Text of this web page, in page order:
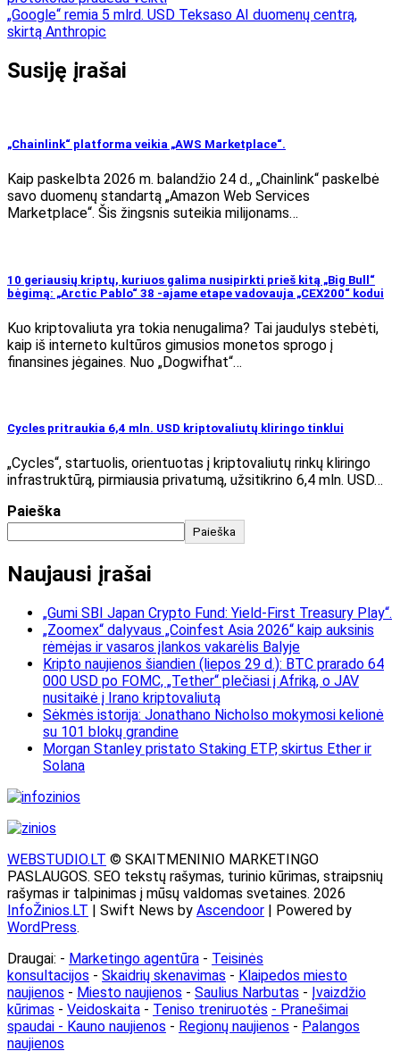
„Google“ remia 5 mlrd. USD Teksaso AI duomenų centrą,
skirtą Anthropic
Susiję įrašai
„Chainlink“ platforma veikia „AWS Marketplace“.
Kaip paskelbta 2026 m. balandžio 24 d., „Chainlink“ paskelbė
savo duomenų standartą „Amazon Web Services
Marketplace“. Šis žingsnis suteikia milijonams…
10 geriausių kriptų, kuriuos galima nusipirkti prieš kitą „Big Bull“
bėgimą: „Arctic Pablo“ 38 -ajame etape vadovauja „CEX200“ kodui
Kuo kriptovaliuta yra tokia nenugalima? Tai jaudulys stebėti,
kaip iš interneto kultūros gimusios monetos sprogo į
finansines jėgaines. Nuo „Dogwifhat“…
Cycles pritraukia 6,4 mln. USD kriptovaliutų kliringo tinklui
„Cycles“, startuolis, orientuotas į kriptovaliutų rinkų kliringo
infrastruktūrą, pirmiausia privatumą, užsitikrino 6,4 mln. USD…
Paieška
Paieška
Naujausi įrašai
„Gumi SBI Japan Crypto Fund: Yield-First Treasury Play“.
„Zoomex“ dalyvaus „Coinfest Asia 2026“ kaip auksinis
rėmėjas ir vasaros įlankos vakarėlis Balyje
Kripto naujienos šiandien (liepos 29 d.): BTC prarado 64
000 USD po FOMC, „Tether“ plečiasi į Afriką, o JAV
nusitaikė į Irano kriptovaliutą
Sėkmės istorija: Jonathano Nicholso mokymosi kelionė
su 101 blokų grandine
Morgan Stanley pristato Staking ETP, skirtus Ether ir
Solana
WEBSTUDIO.LT © SKAITMENINIO MARKETINGO
PASLAUGOS. SEO tekstų rašymas, turinio kūrimas, straipsnių
rašymas ir talpinimas į mūsų valdomas svetaines. 2026
InfoŽinios.LT | Swift News by Ascendoor | Powered by
WordPress.
Draugai: - Marketingo agentūra - Teisinės
konsultacijos - Skaidrių skenavimas - Klaipedos miesto
naujienos - Miesto naujienos - Saulius Narbutas - Įvaizdžio
kūrimas - Veidoskaita - Teniso treniruotės - Pranešimai
spaudai - Kauno naujienos - Regionų naujienos - Palangos
naujienos